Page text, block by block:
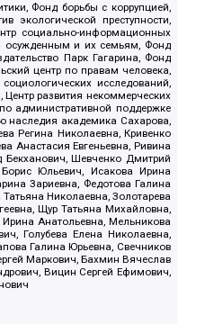
Фонд борьбы с коррупцией,
экологической преступности,
социально-информационных
осужденным и их семьям, Фонд
Парк Гагарина, Фонд
центр по правам человека,
исследований,
развития некоммерческих
административной поддержке
наследия академика Сахарова,
Регина Николаевна, Кривенко
Анастасия Евгеньевна, Ривина
Бекханович, Шевченко Дмитрий
Юльевич, Исакова Ирина
Зариевна, Федотова Галина
Николаевна, Золотарева
Щур Татьяна Михайловна,
Анатольевна, Мельникова
Голубева Елена Николаевна,
Галина Юрьевна, Свечников
Маркович, Бахмин Вячеслав
Вицин Сергей Ефимович,